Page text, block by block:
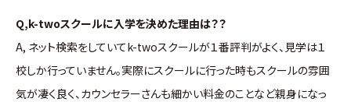
Q,k-twoスクールに入学を決めた理由は？？
A, ネット検索をしていてk-twoスクールが１番評判がよく、見学は１
校しか行っていません。実際にスクールに行った時もスクールの雰囲
気が凄く良く、カウンセラーさんも細かい料金のことなど親身になっ